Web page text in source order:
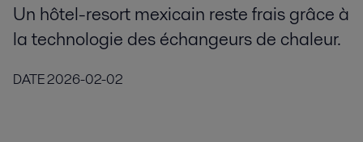
Un hôtel-resort mexicain reste frais grâce à
la technologie des échangeurs de chaleur.
DATE2026-02-02